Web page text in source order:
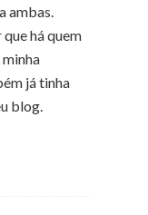
ambas.
há quem
já tinha
blog.